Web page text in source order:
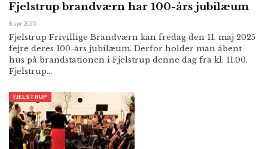
Fjelstrup brandværn har 100-års jubilæum
8. apr 2025
Fjelstrup Frivillige Brandværn kan fredag den 11. maj 2025
fejre deres 100-års jubilæum. Derfor holder man åbent
hus på brandstationen i Fjelstrup denne dag fra kl. 11.00.
Fjelstrup…
FJELSTRUP